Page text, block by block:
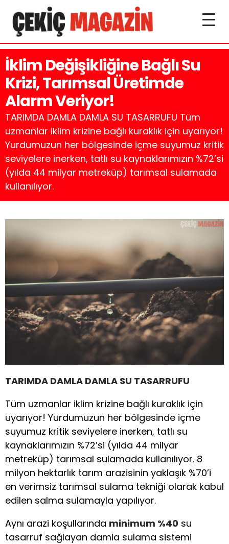
İklim Değişikliğine Bağlı Su
Krizi, Tarımsal Üretimde
Alarm Veriyor!
TARIMDA DAMLA DAMLA SU TASARRUFU Tüm
uzmanlar iklim krizine bağlı kuraklık için uyarıyor!
Yurdumuzun her bölgesinde içme suyumuz kritik
seviyelere inerken, tatlı su kaynaklarımızın %72’si
(yılda 44 milyar metreküp) tarımsal sulamada
kullanılıyor.
TARIMDA DAMLA DAMLA SU TASARRUFU
Tüm uzmanlar iklim krizine bağlı kuraklık için
uyarıyor! Yurdumuzun her bölgesinde içme
suyumuz kritik seviyelere inerken, tatlı su
kaynaklarımızın %72’si (yılda 44 milyar
metreküp) tarımsal sulamada kullanılıyor. 8
milyon hektarlık tarım arazisinin yaklaşık %70’i
en verimsiz tarımsal sulama tekniği olarak kabul
edilen salma sulamayla yapılıyor.
Aynı arazi koşullarında minimum %40 su
tasarruf sağlayan damla sulama sistemi